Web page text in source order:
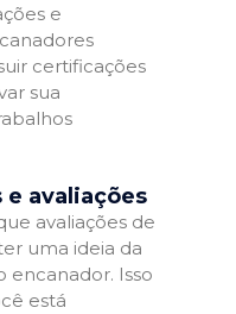
e
certificações
sua
avaliações
avaliações de
uma ideia da
encanador. Isso
está